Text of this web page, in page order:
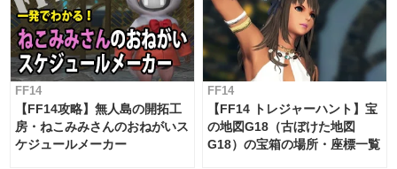
FF14
【FF14攻略】無人島の開拓工
房・ねこみみさんのおねがいス
ケジュールメーカー
FF14
【FF14 トレジャーハント】宝
の地図G18（古ぼけた地図
G18）の宝箱の場所・座標一覧